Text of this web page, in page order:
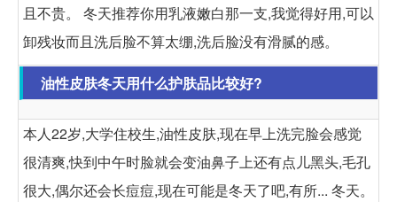
且不贵。 冬天推荐你用乳液嫩白那一支,我觉得好用,可以
卸残妆而且洗后脸不算太绷,洗后脸没有滑腻的感。
油性皮肤冬天用什么护肤品比较好?
本人22岁,大学住校生,油性皮肤,现在早上洗完脸会感觉
很清爽,快到中午时脸就会变油鼻子上还有点儿黑头,毛孔
很大,偶尔还会长痘痘,现在可能是冬天了吧,有所... 冬天。